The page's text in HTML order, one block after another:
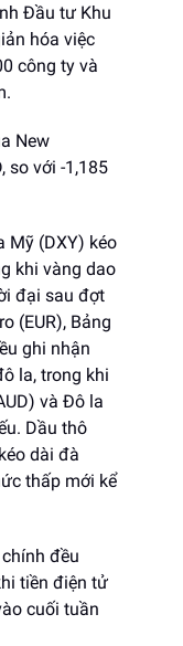
Đầu tư Khu
hóa việc
công ty và
New
so với -1,185
Mỹ (DXY) kéo
khi vàng dao
đại sau đợt
(EUR), Bảng
ghi nhận
la, trong khi
và Đô la
Dầu thô
dài đà
thấp mới kể
đều
tiền điện tử
cuối tuần